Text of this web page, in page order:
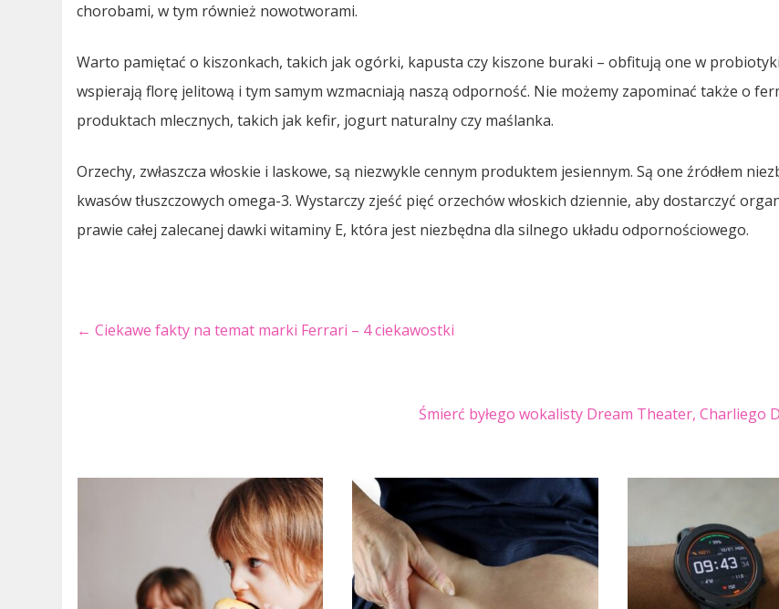
chorobami, w tym również nowotworami.
Warto pamiętać o kiszonkach, takich jak ogórki, kapusta czy kiszone buraki – obfitują one w
wspierają florę jelitową i tym samym wzmacniają naszą odporność. Nie możemy zapominać także o
produktach mlecznych, takich jak kefir, jogurt naturalny czy maślanka.
Orzechy, zwłaszcza włoskie i laskowe, są niezwykle cennym produktem jesiennym. Są one źródłem
kwasów tłuszczowych omega-3. Wystarczy zjeść pięć orzechów włoskich dziennie, aby dostarczyć
prawie całej zalecanej dawki witaminy E, która jest niezbędna dla silnego układu odpornościowego.
← Ciekawe fakty na temat marki Ferrari – 4 ciekawostki
Śmierć byłego wokalisty Dream Theater, Charliego